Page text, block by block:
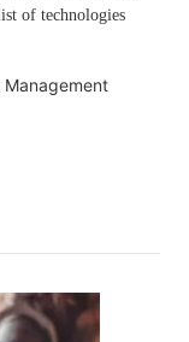
of technologies